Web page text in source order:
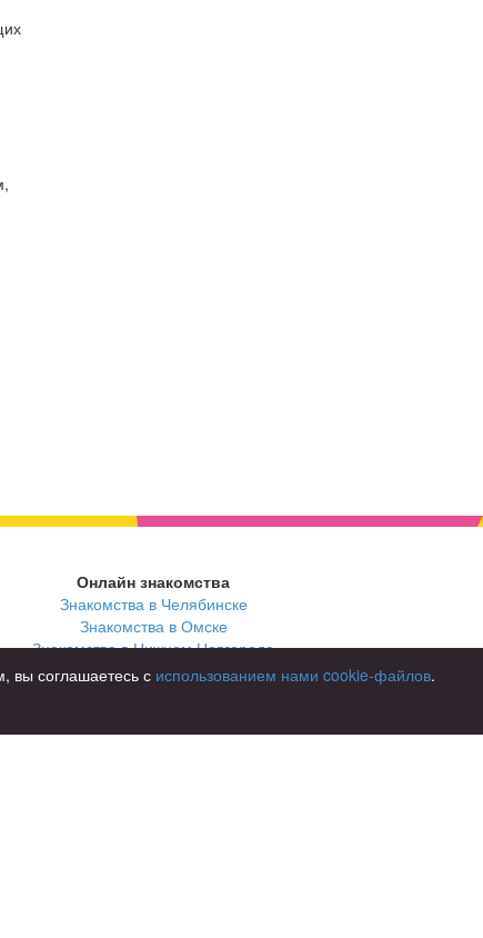
Онлайн знакомства
Знакомства в Челябинске
Знакомства в Омске
Знакомства в Нижнем Новгороде
вы соглашаетесь с использованием нами cookie-файлов.